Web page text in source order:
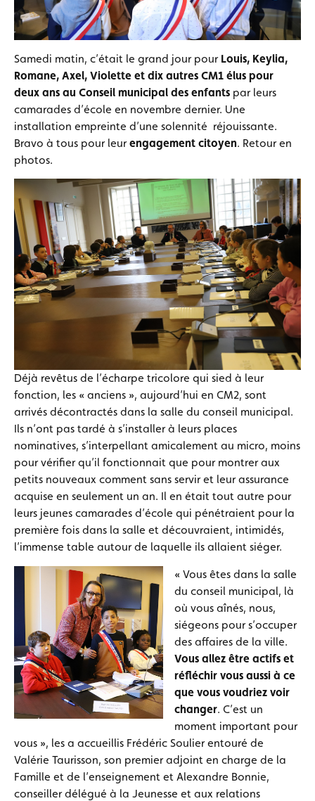
Samedi matin, c’était le grand jour pour Louis, Keylia,
Romane, Axel, Violette et dix autres CM1 élus pour
deux ans au Conseil municipal des enfants par leurs
camarades d’école en novembre dernier. Une
installation empreinte d’une solennité réjouissante.
Bravo à tous pour leurengagement citoyen. Retour en
photos.
Déjà revêtus de l’écharpe tricolore qui sied à leur
fonction, les « anciens », aujourd’hui en CM2, sont
arrivés décontractés dans la salle du conseil municipal.
Ils n’ont pas tardé à s’installer à leurs places
nominatives, s’interpellant amicalement au micro, moins
pour vérifier qu’il fonctionnait que pour montrer aux
petits nouveaux comment sans servir et leur assurance
acquise en seulement un an. Il en était tout autre pour
leurs jeunes camarades d’école qui pénétraient pour la
première fois dans la salle et découvraient, intimidés,
l’immense table autour de laquelle ils allaient siéger.
« Vous êtes dans la salle
du conseil municipal, là
où vous aînés, nous,
siégeons pour s’occuper
des affaires de la ville.
Vous allez être actifs et
réfléchir vous aussi à ce
que vous voudriez voir
changer. C’est un
moment important pour
vous », les a accueillis Frédéric Soulier entouré de
Valérie Taurisson, son premier adjoint en charge de la
Famille et de l’enseignement et Alexandre Bonnie,
conseiller délégué à la Jeunesse et aux relations